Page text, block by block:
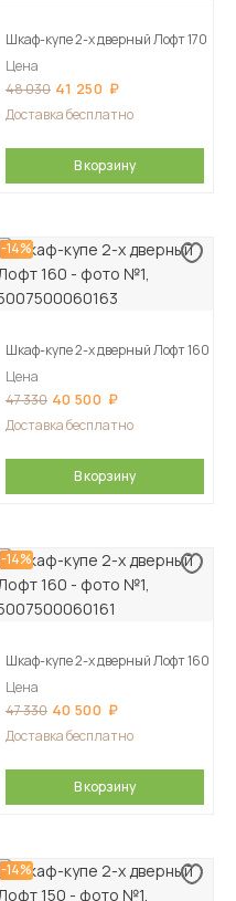
Шкаф-купе 2-х дверный Лофт 170
Цена
48 030 41 250
Доставка бесплатно
В корзину
-14%
Шкаф-купе 2-х дверный Лофт 160
Цена
47 330 40 500
Доставка бесплатно
В корзину
-14%
Шкаф-купе 2-х дверный Лофт 160
Цена
47 330 40 500
Доставка бесплатно
В корзину
-14%